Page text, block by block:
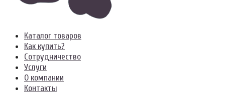
Каталог товаров
Как купить?
Сотрудничество
Услуги
О компании
Контакты